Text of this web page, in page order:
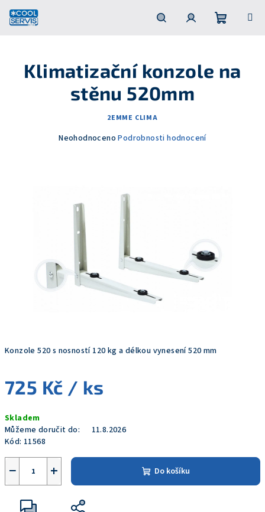
obsah
košík
Konzole 520 s nosností 120 kg a délkou vynesení 520 mm
725 Kč / ks
cena:
Skladem
Můžeme doručit do:
11.8.2026
Kód: 11568
+
− Do košíku
Klimatizační konzole na
stěnu 520mm
2EMME CLIMA
Průměrné
hvězdiček.
Neohodnoceno Podrobnosti hodnocení